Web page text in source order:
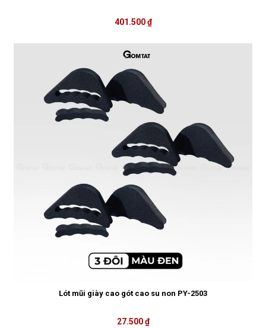
401.500 ₫
Lót mũi giày cao gót cao su non PY-2503
27.500 ₫